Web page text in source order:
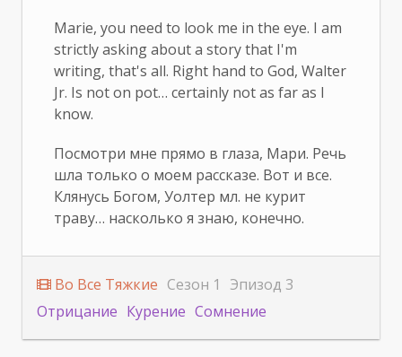
Marie, you need to look me in the eye. I am
strictly asking about a story that I'm
writing, that's all. Right hand to God, Walter
Jr. Is not on pot… certainly not as far as I
know.
Посмотри мне прямо в глаза, Мари. Речь
шла только о моем рассказе. Вот и все.
Клянусь Богом, Уолтер мл. не курит
траву… насколько я знаю, конечно.
Во Все Тяжкие Сезон 1
Эпизод 3
Отрицание Курение Сомнение